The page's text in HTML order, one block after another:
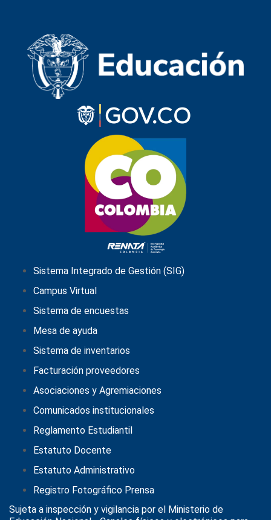
Sistema Integrado de Gestión (SIG)
Campus Virtual
Sistema de encuestas
Mesa de ayuda
Sistema de inventarios
Facturación proveedores
Asociaciones y Agremiaciones
Comunicados institucionales
Reglamento Estudiantil
Estatuto Docente
Estatuto Administrativo
Registro Fotográfico Prensa
Sujeta a inspección y vigilancia por el Ministerio de